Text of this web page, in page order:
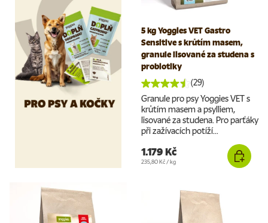
5 kg Yoggies VET Gastro
Sensitive s krůtím masem,
granule lisované za studena s
probiotiky
(29)
Granule pro psy Yoggies VET s
krůtím masem a psylliem,
lisované za studena. Pro parťáky
při zažívacích potíží...
1.179 Kč
Cena za jednotku
235,80 Kč /kg